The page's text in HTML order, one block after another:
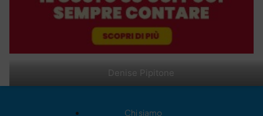
Denise Pipitone
Chi siamo